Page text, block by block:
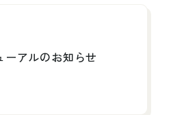
ーアルのお知らせ